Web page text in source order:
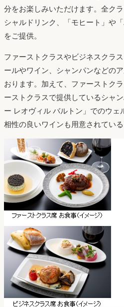
分をお楽しみいただけます。全ク
シャルドリンク、「モヒート」や
をご提供。
ファーストクラスやビジネスクラ
ールやワイン、シャンパンなどの
おります。加えて、ファーストク
ーストクラスで提供しているシャ
ー レオヴィル バルトン」でのウェ
相性の良いワインも用意されている